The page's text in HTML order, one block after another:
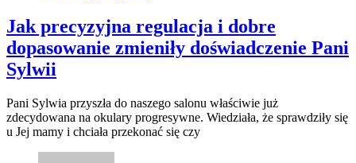
Jak precyzyjna regulacja i dobre
dopasowanie zmieniły doświadczenie Pani
Sylwii
Pani Sylwia przyszła do naszego salonu właściwie już
zdecydowana na okulary progresywne. Wiedziała, że sprawdziły się
u Jej mamy i chciała przekonać się czy